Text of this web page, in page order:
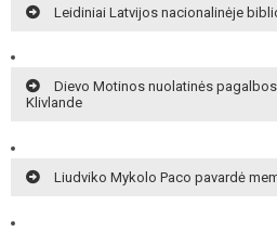
Leidiniai Latvijos nacionalinėje
Dievo Motinos nuolatinės
Klivlande
Liudviko Mykolo Paco pavardė